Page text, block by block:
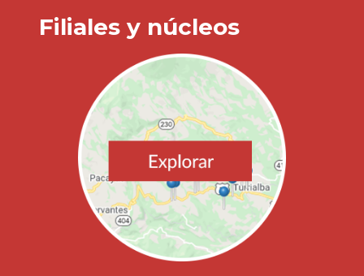
Filiales y núcleos